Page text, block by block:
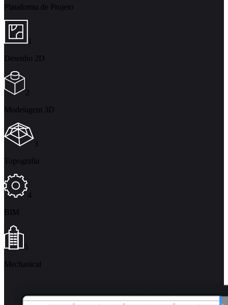
Plataforma de Projeto
1
Desenho 2D
2
Modelagem 3D
3
Topografia
4
BIM
5
Mechanical